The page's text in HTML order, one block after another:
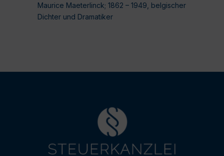
Maurice Maeterlinck; 1862 – 1949, belgischer
Dichter und Dramatiker